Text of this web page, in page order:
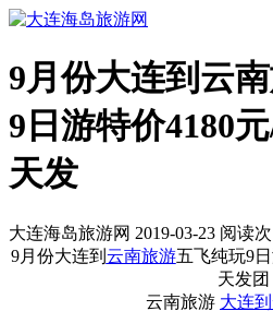
9月份大连到云
9日游特价4180
天发
大连海岛旅游网 2019-03-23 阅读次
9月份大连到 云南旅游五飞纯玩9
天发团
云南旅游 大连